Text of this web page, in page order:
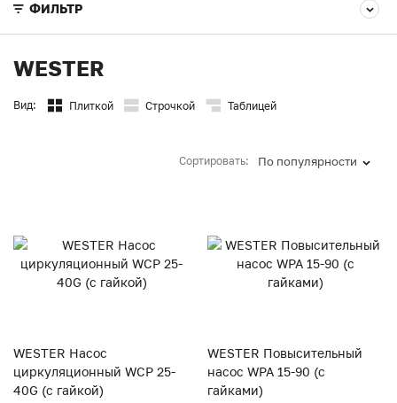
ФИЛЬТР
WESTER
Вид: Плиткой Строчкой Таблицей
Сортировать: По популярности
WESTER Насос
циркуляционный WCP 25-
40G (с гайкой)
WESTER Повысительный
насос WPA 15-90 (с
гайками)